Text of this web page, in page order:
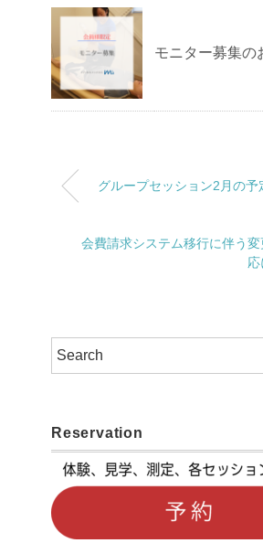
モニター募集の
グループセッション2月の予
会費請求システム移行に伴う
Reservation